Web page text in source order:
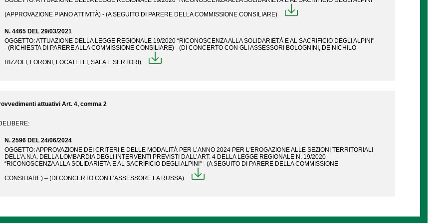
(APPROVAZIONE PIANO ATTIVITÀ) - (A SEGUITO DI PARERE DELLA COMMISSIONE CONSILIARE)
N. 4465 DEL 29/03/2021
OGGETTO: ATTUAZIONE DELLA LEGGE REGIONALE 19/2020 “RICONOSCENZA ALLA SOLIDARIETÀ E AL SACRIFICIO DEGLI ALPINI"
- (RICHIESTA DI PARERE ALLA COMMISSIONE CONSILIARE) - (DI CONCERTO CON GLI ASSESSORI BOLOGNINI, DE NICHILO
RIZZOLI, FORONI, LOCATELLI, SALA E SERTORI)
attuativi Art. 4, comma 2
N. 2596 DEL 24/06/2024
OGGETTO: APPROVAZIONE DEI CRITERI E DELLE MODALITÀ PER L’ANNO 2024 PER L'EROGAZIONE ALLE SEZIONI TERRITORIALI
DELL’A.N.A. DELLA LOMBARDIA DEGLI INTERVENTI PREVISTI DALL’ART. 4 DELLA LEGGE REGIONALE N. 19/2020
“RICONOSCENZA ALLA SOLIDARIETÀ E AL SACRIFICIO DEGLI ALPINI" - (A SEGUITO DI PARERE DELLA COMMISSIONE
CONSILIARE) – (DI CONCERTO CON L’ASSESSORE LA RUSSA)